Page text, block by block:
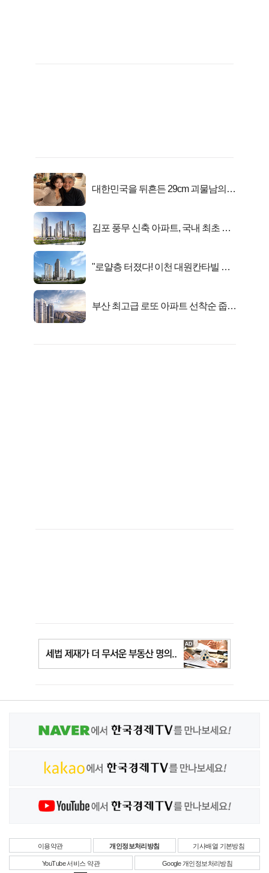
대한민국을 뒤흔든 29cm 괴물남의
김포 풍무 신축 아파트, 국내 최초 반
"로얄층 터졌다! 이천 대원칸타빌 잔
부산 최고급 로또 아파트 선착순 줍줍
이용약관 개인정보처리방침 기사배열 기본방침
YouTube 서비스 약관 Google 개인정보처리방침